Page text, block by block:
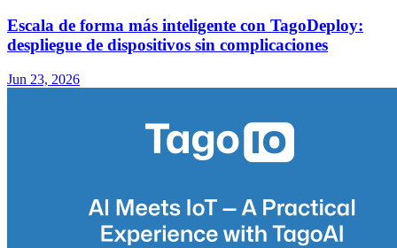
Escala de forma más inteligente con TagoDeploy:
despliegue de dispositivos sin complicaciones
Jun 23, 2026